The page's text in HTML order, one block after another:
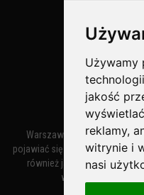
Używamy
jakość
reklamy,
witrynie i
nasi
Bezpieczne
Warszawa – miasto
pojawiać się w dokumentach w
również jako Warszowa.
wynikała z